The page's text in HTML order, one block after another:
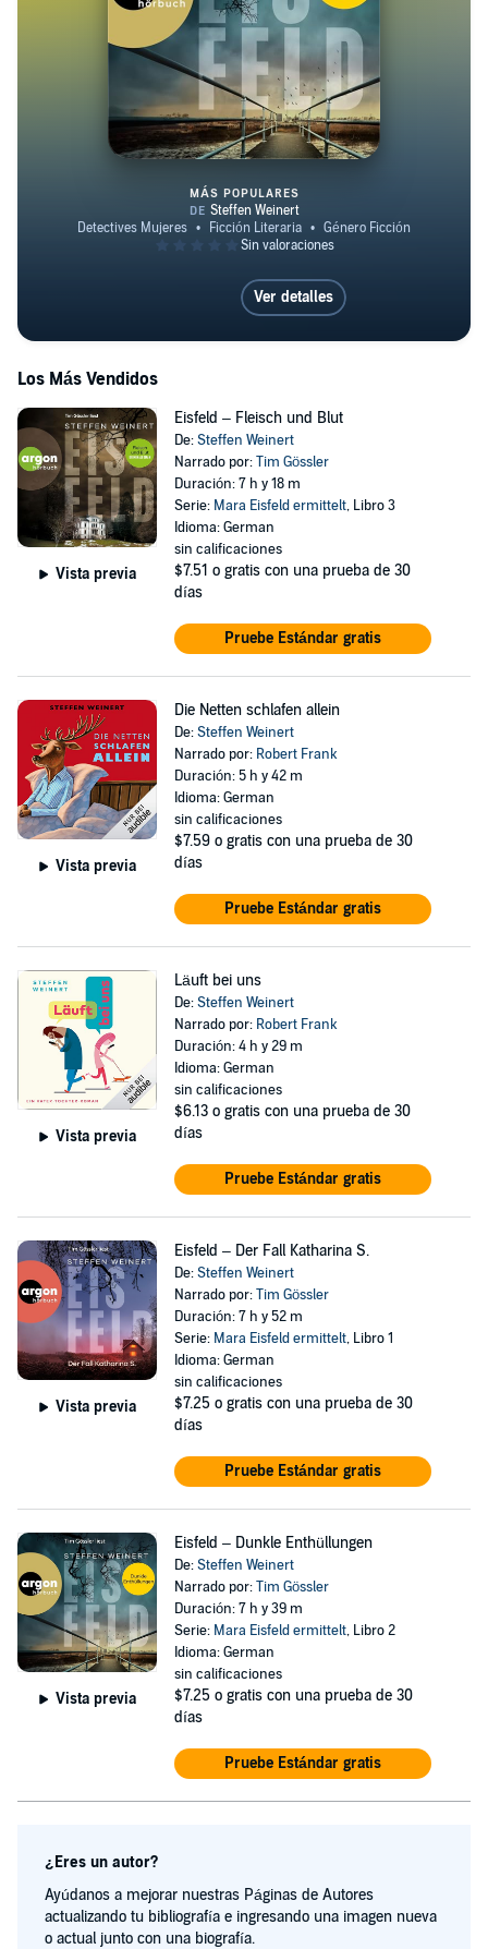
Eisfeld – Dunkle Enthüllungen
MÁS POPULARES
Ver detalles
Los Más Vendidos
Vista previa
Eisfeld – Fleisch und Blut
De:Steffen Weinert
Narrado por:Tim Gössler
Duración: 7 h y 18 m
Serie: Mara Eisfeld ermittelt, Libro 3
Idioma: German
sin calificaciones
$7.51 o gratis con una prueba de 30
días
Pruebe Estándar gratis
Vista previa
Die Netten schlafen allein
De:Steffen Weinert
Narrado por: Robert Frank
Duración: 5 h y 42 m
Idioma: German
sin calificaciones
$7.59 o gratis con una prueba de 30
días
Pruebe Estándar gratis
Vista previa
Läuft bei uns
De:Steffen Weinert
Narrado por: Robert Frank
Duración: 4 h y 29 m
Idioma: German
sin calificaciones
$6.13 o gratis con una prueba de 30
días
Pruebe Estándar gratis
Vista previa
Eisfeld – Der Fall Katharina S.
De:Steffen Weinert
Narrado por:Tim Gössler
Duración: 7 h y 52 m
Serie: Mara Eisfeld ermittelt, Libro 1
Idioma: German
sin calificaciones
$7.25 o gratis con una prueba de 30
días
Pruebe Estándar gratis
Vista previa
Eisfeld – Dunkle Enthüllungen
De:Steffen Weinert
Narrado por:Tim Gössler
Duración: 7 h y 39 m
Serie: Mara Eisfeld ermittelt, Libro 2
Idioma: German
sin calificaciones
$7.25 o gratis con una prueba de 30
días
Pruebe Estándar gratis
¿Eres un autor?
Ayúdanos a mejorar nuestras Páginas de Autores
actualizando tu bibliografía e ingresando una imagen nueva
o actual junto con una biografía.